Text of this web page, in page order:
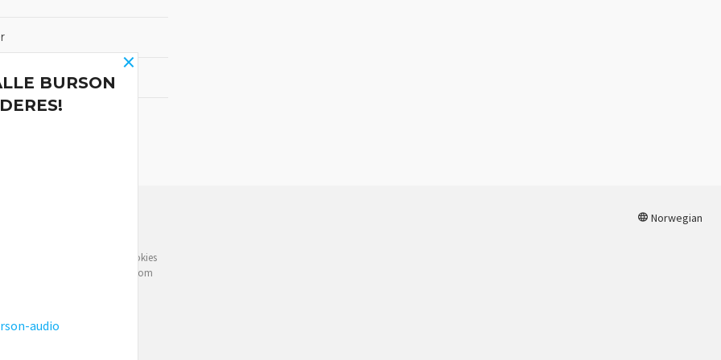
Norwegian
bedre service. Vi bruker cookies
din. Fortsett å bruke siden som
×
BURSON
audio